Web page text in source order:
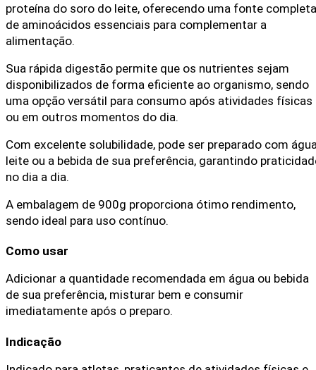
proteína do soro do leite, oferecendo uma fonte completa
de aminoácidos essenciais para complementar a
alimentação.
Sua rápida digestão permite que os nutrientes sejam
disponibilizados de forma eficiente ao organismo, sendo
uma opção versátil para consumo após atividades físicas
ou em outros momentos do dia.
Com excelente solubilidade, pode ser preparado com
leite ou a bebida de sua preferência, garantindo
no dia a dia.
A embalagem de 900g proporciona ótimo rendimento,
sendo ideal para uso contínuo.
Como usar
Adicionar a quantidade recomendada em água ou bebida
de sua preferência, misturar bem e consumir
imediatamente após o preparo.
Indicação